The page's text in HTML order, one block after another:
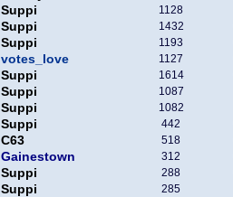
Suppi 1128
Suppi 1432
Suppi 1193
votes_love 1127
Suppi 1614
Suppi 1087
Suppi 1082
Suppi 442
C63 518
Gainestown 312
Suppi 288
Suppi 285